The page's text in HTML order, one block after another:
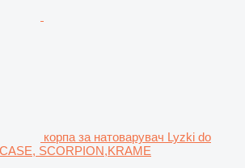
корпа за натоварувач Lyzki do
SCORPION,KRAME